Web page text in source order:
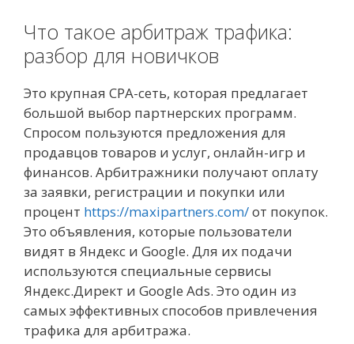
Что такое арбитраж трафика:
разбор для новичков
Это крупная СРА-сеть, которая предлагает
большой выбор партнерских программ.
Спросом пользуются предложения для
продавцов товаров и услуг, онлайн-игр и
финансов. Арбитражники получают оплату
за заявки, регистрации и покупки или
процент https://maxipartners.com/от покупок.
Это объявления, которые пользователи
видят в Яндекс и Google. Для их подачи
используются специальные сервисы
Яндекс.Директ и Google Ads. Это один из
самых эффективных способов привлечения
трафика для арбитража.